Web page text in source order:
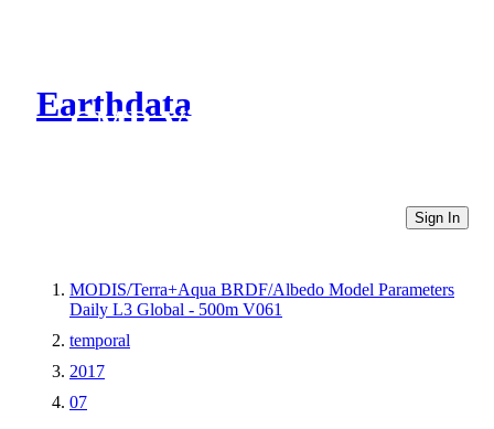
Earthdata
CMR Virtual Directories
Sign In
MODIS/Terra+Aqua BRDF/Albedo Model Parameters
Daily L3 Global - 500m V061
temporal
2017
07